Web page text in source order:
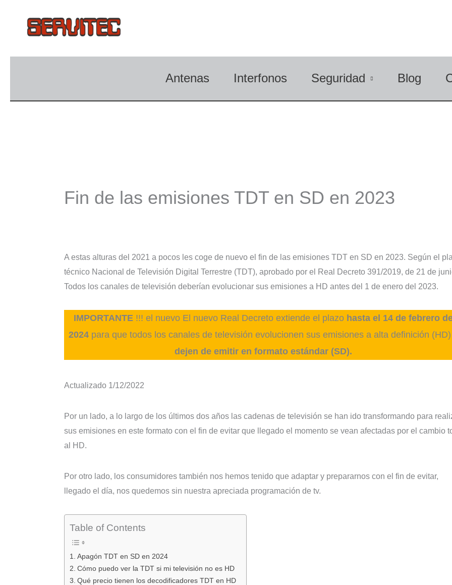
contenido
Antenas Interfonos Seguridad Blog
Fin de las emisiones TDT en SD en 2023
A estas alturas del 2021 a pocos les coge de nuevo el fin de las emisiones TDT en SD en 2023. Según el
técnico Nacional de Televisión Digital Terrestre (TDT), aprobado por el Real Decreto 391/2019, de 21 de
Todos los canales de televisión deberían evolucionar sus emisiones a HD antes del 1 de enero del 2023.
IMPORTANTE !!! el nuevo El nuevo Real Decreto extiende el plazo hasta el 14 de febrero
2024 para que todos los canales de televisión evolucionen sus emisiones a alta definición
dejen de emitir en formato estándar (SD).
Actualizado 1/12/2022
Por un lado, a lo largo de los últimos dos años las cadenas de televisión se han ido transformando para
sus emisiones en este formato con el fin de evitar que llegado el momento se vean afectadas por el cambio
al HD.
Por otro lado, los consumidores también nos hemos tenido que adaptar y prepararnos con el fin de evitar,
llegado el día, nos quedemos sin nuestra apreciada programación de tv.
Table of Contents
Apagón TDT en SD en 2024
Cómo puedo ver la TDT si mi televisión no es HD
Qué precio tienen los decodificadores TDT en HD